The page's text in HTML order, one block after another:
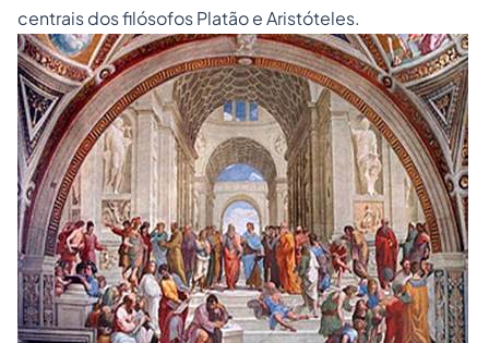
centrais dos filósofos Platão e Aristóteles.